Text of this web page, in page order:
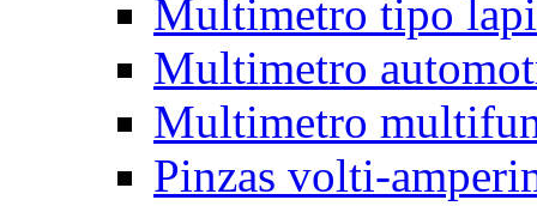
Multimetro tipo
Multimetro
Multimetro
Pinzas volti-